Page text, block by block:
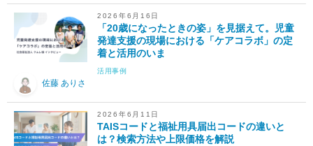
2026年6月16日
「20歳になったときの姿」を見据えて。児童
発達支援の現場における「ケアコラボ」の定
着と活用のいま
活用事例
佐藤 ありさ
2026年6月11日
TAISコードと福祉用具届出コードの違いと
は？検索方法や上限価格を解説